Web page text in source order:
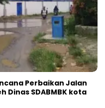
Perbaikan Jalan
Dinas SDABMBK kota